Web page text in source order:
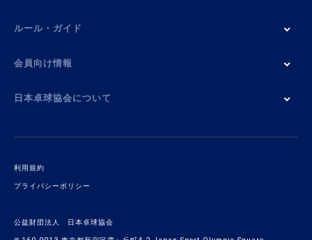
ルール・ガイド
会員向け情報
日本卓球協会について
利用規約
プライバシーポリシー
公益財団法人 日本卓球協会